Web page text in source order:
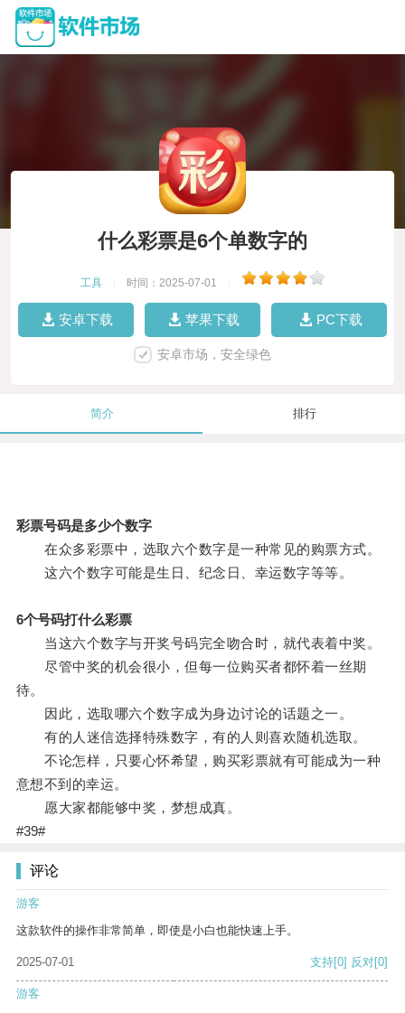
什么彩票是6个单数字的
工具 时间：2025-07-01
安卓下载 苹果下载 PC下载
安卓市场，安全绿色
简介 排行
彩票号码是多少个数字
在众多彩票中，选取六个数字是一种常见的购票方式。
这六个数字可能是生日、纪念日、幸运数字等等。
6个号码打什么彩票
当这六个数字与开奖号码完全吻合时，就代表着中奖。
尽管中奖的机会很小，但每一位购买者都怀着一丝期
待。
因此，选取哪六个数字成为身边讨论的话题之一。
有的人迷信选择特殊数字，有的人则喜欢随机选取。
不论怎样，只要心怀希望，购买彩票就有可能成为一种
意想不到的幸运。
愿大家都能够中奖，梦想成真。
#39#
评论
游客
这款软件的操作非常简单，即使是小白也能快速上手。
2025-07-01 支持[0] 反对[0]
游客